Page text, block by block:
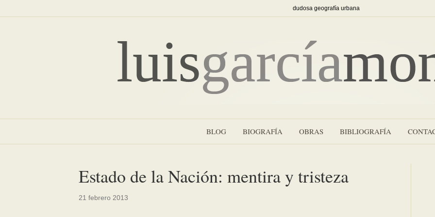
dudosa geografía urbana
BLOG BIOGRAFÍA OBRAS BIBLIOGRAFÍA
Estado de la Nación: mentira y tristeza
21 febrero 2013